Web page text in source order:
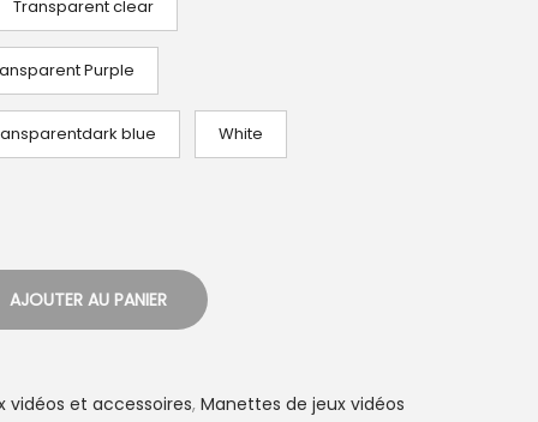
Transparent clear
Purple
blue White
AJOUTER AU PANIER
vidéos et accessoires, Manettes de jeux vidéos